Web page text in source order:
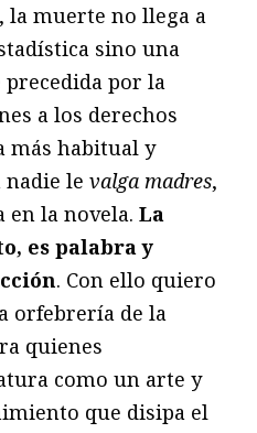
la muerte no llega a
sino una
por la
a los derechos
más habitual y
nadie le valga madres,
en la novela. La
es palabra y
. Con ello quiero
orfebrería de la
quienes
como un arte y
que disipa el